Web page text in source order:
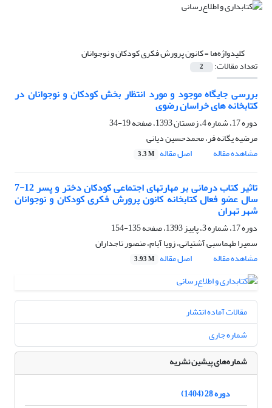
کلیدواژه‌ها =کانون پرورش فکری کودکان و نوجوانان
تعداد مقالات: 2
بررسی جایگاه موجود و مورد انتظار بخش کودکان و نوجوانان در
کتابخانه های خراسان رضوی
دوره 17، شماره 4، زمستان 1393، صفحه
19-34
مرضیه یگانه فر، محمدحسین دیانی
مشاهده مقاله
اصل مقاله 3.3 M
تاثیر کتاب درمانی بر مهارتهای اجتماعی کودکان دختر و پسر 12-7
سال عضو فعال کتابخانه کانون پرورش فکری کودکان و نوجوانان
شهر تهران
دوره 17، شماره 3، پاییز 1393، صفحه
135-154
سمیرا طهماسبی آشتیانی، زویا آبام، منصور تاجداران
مشاهده مقاله
اصل مقاله 3.93 M
مقالات آماده انتشار
شماره جاری
شماره‌های پیشین نشریه
دوره 28 (1404)